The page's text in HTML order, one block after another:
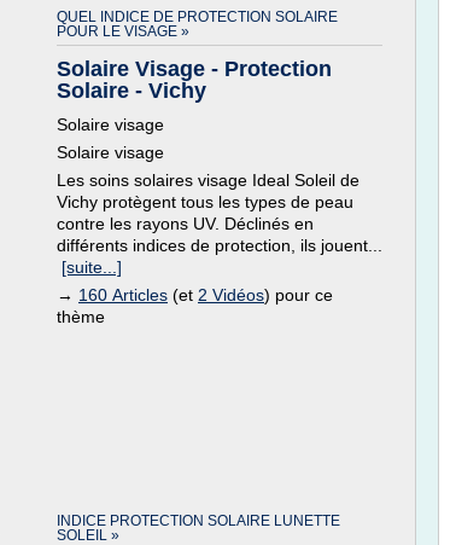
QUEL INDICE DE PROTECTION SOLAIRE
POUR LE VISAGE »
Solaire Visage - Protection
Solaire - Vichy
Solaire visage
Solaire visage
Les soins solaires visage Ideal Soleil de
Vichy protègent tous les types de peau
contre les rayons UV. Déclinés en
différents indices de protection, ils jouent...
[suite...]
→ 160 Articles (et 2 Vidéos) pour ce
thème
INDICE PROTECTION SOLAIRE LUNETTE
SOLEIL »